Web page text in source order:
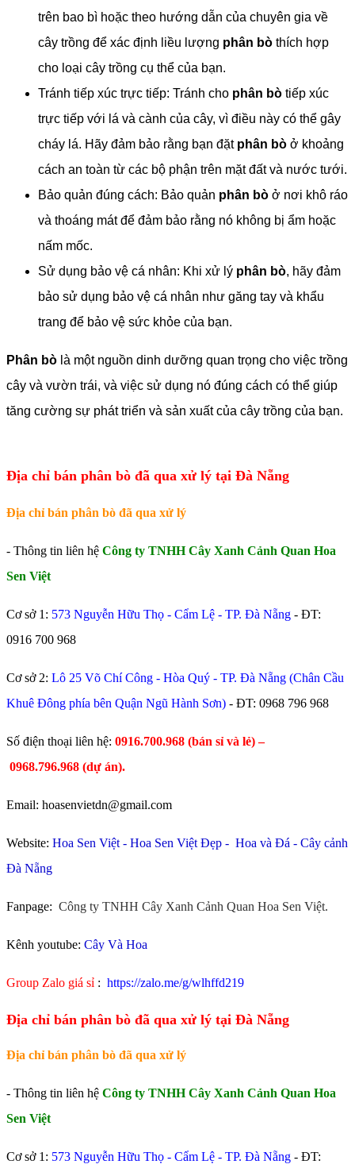
trên bao bì hoặc theo hướng dẫn của chuyên gia về
cây trồng để xác định liều lượng phân bò thích hợp
cho loại cây trồng cụ thể của bạn.
Tránh tiếp xúc trực tiếp: Tránh cho phân bò tiếp xúc
trực tiếp với lá và cành của cây, vì điều này có thể gây
cháy lá. Hãy đảm bảo rằng bạn đặt phân bò ở khoảng
cách an toàn từ các bộ phận trên mặt đất và nước tưới.
Bảo quản đúng cách: Bảo quản phân bò ở nơi khô ráo
và thoáng mát để đảm bảo rằng nó không bị ẩm hoặc
nấm mốc.
Sử dụng bảo vệ cá nhân: Khi xử lý phân bò, hãy đảm
bảo sử dụng bảo vệ cá nhân như găng tay và khẩu
trang để bảo vệ sức khỏe của bạn.
Phân bò là một nguồn dinh dưỡng quan trọng cho việc trồng
cây và vườn trái, và việc sử dụng nó đúng cách có thể giúp
tăng cường sự phát triển và sản xuất của cây trồng của bạn.
Địa chỉ bán phân bò đã qua xử lý tại Đà Nẵng
Địa chỉ bán phân bò đã qua xử lý
- Thông tin liên hệ Công ty TNHH Cây Xanh Cảnh Quan Hoa
Sen Việt
Cơ sở 1: 573 Nguyễn Hữu Thọ - Cẩm Lệ - TP. Đà Nẵng - ĐT:
0916 700 968
Cơ sở 2: Lô 25 Võ Chí Công - Hòa Quý - TP. Đà Nẵng (Chân Cầu
Khuê Đông phía bên Quận Ngũ Hành Sơn) - ĐT: 0968 796 968
​Số điện thoại liên hệ: 0916.700.968 (bán sỉ và lẻ) –
0968.796.968 (dự án).
Email: hoasenvietdn@gmail.com
Website: Hoa Sen Việt - Hoa Sen Việt Đẹp - Hoa và Đá - Cây cảnh
Đà Nẵng
Fanpage: Công ty TNHH Cây Xanh Cảnh Quan Hoa Sen Việt.
Kênh youtube: Cây Và Hoa
Group Zalo giá sỉ : https://zalo.me/g/wlhffd219
Địa chỉ bán phân bò đã qua xử lý tại Đà Nẵng
Địa chỉ bán phân bò đã qua xử lý
- Thông tin liên hệ Công ty TNHH Cây Xanh Cảnh Quan Hoa
Sen Việt
Cơ sở 1: 573 Nguyễn Hữu Thọ - Cẩm Lệ - TP. Đà Nẵng - ĐT: